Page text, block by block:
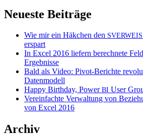
Neueste Beiträge
Wie mir ein Häkchen den SVERWEIS
erspart
In Excel 2016 liefern berechnete
Ergebnisse
Bald als Video: Pivot-Berichte
Datenmodell
Happy Birthday, PowerBI User
Vereinfachte Verwaltung von
von Excel 2016
Archiv